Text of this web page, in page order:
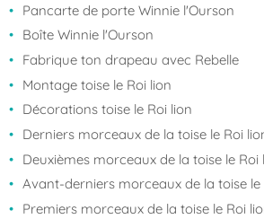
Pancarte de porte Winnie l'Ourson
Boîte Winnie l'Ourson
Fabrique ton drapeau avec Rebelle
Montage toise le Roi lion
Décorations toise le Roi lion
Derniers morceaux de la toise le Roi
Deuxièmes morceaux de la toise le Roi
Avant-derniers morceaux de la toise le
Premiers morceaux de la toise le Roi